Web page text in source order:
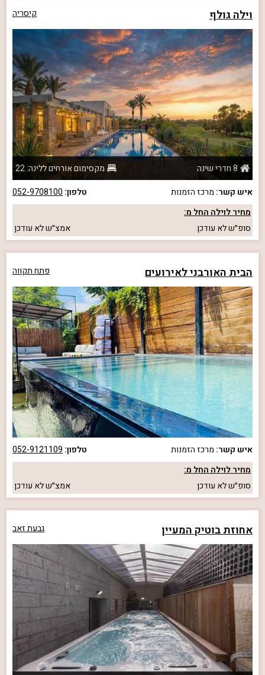
וילה גולף קיסריה
8 חדרי שינה
מקסימום אורחים ללינה: 22
איש קשר: מרכז הזמנות טלפון: 052-9708100
מחיר לוילה החל מ:
סופ״שלא עודכן אמצ״שלא עודכן
הבית האורבני לאירועים פתח תקווה
איש קשר: מרכז הזמנות טלפון: 052-9121109
מחיר לוילה החל מ:
סופ״שלא עודכן אמצ״שלא עודכן
אחוזת בוטיק המעיין גבעת זאב